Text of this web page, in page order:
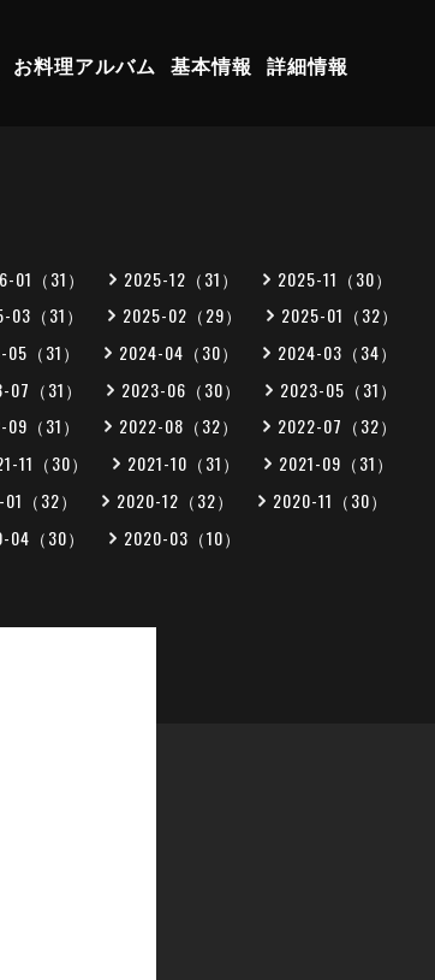
お料理アルバム 基本情報 詳細情報
01（31） 2025-12（31）
2025-11（30）
03（31） 2025-02（29）
2025-01（32）
（31） 2024-04（30）
2024-03（34）
07（31） 2023-06（30）
2023-05（31）
（31） 2022-08（32）
2022-07（32）
11（30） 2021-10（31）
2021-09（31）
（32） 2020-12（32）
2020-11（30）
04（30） 2020-03（10）